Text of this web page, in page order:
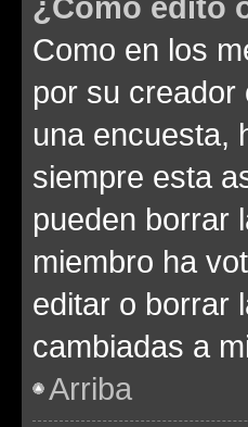
Como en los
por su creador
una encuesta,
siempre esta
pueden borrar
miembro ha
editar o borrar
cambiadas a
Arriba